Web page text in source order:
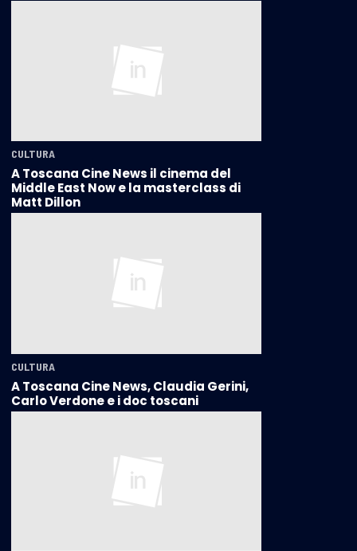
CULTURA
A Toscana Cine News il cinema del
Middle East Now e la masterclass di
Matt Dillon
CULTURA
A Toscana Cine News, Claudia Gerini,
Carlo Verdone e i doc toscani